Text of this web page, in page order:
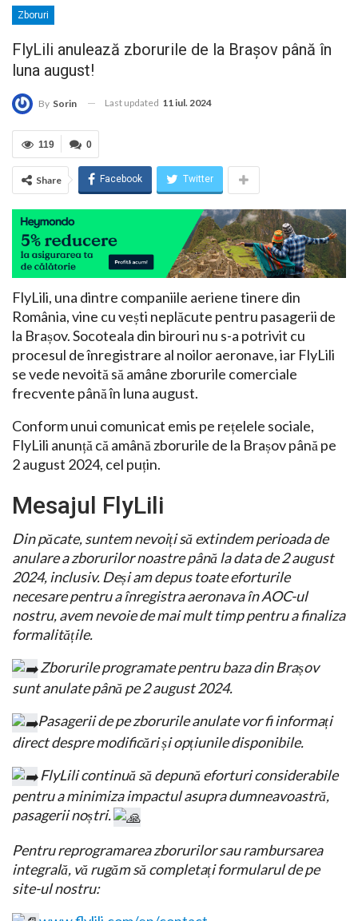
Zboruri
FlyLili anulează zborurile de la Brașov până în
luna august!
By Sorin Last updated 11 iul. 2024
0
119
Share Facebook Twitter
FlyLili, una dintre companiile aeriene tinere din
România, vine cu vești neplăcute pentru pasagerii de
la Brașov. Socoteala din birouri nu s-a potrivit cu
procesul de înregistrare al noilor aeronave, iar FlyLili
se vede nevoită să amâne zborurile comerciale
frecvente până în luna august.
Conform unui comunicat emis pe rețelele sociale,
FlyLili anunță că amână zborurile de la Brașov până pe
2 august 2024, cel puțin.
Mesajul FlyLili
Din păcate, suntem nevoiți să extindem perioada de
anulare a zborurilor noastre până la data de 2 august
2024, inclusiv. Deși am depus toate eforturile
necesare pentru a înregistra aeronava în AOC-ul
nostru, avem nevoie de mai mult timp pentru a finaliza
formalitățile.
Zborurile programate pentru baza din Brașov
sunt anulate până pe 2 august 2024.
Pasagerii de pe zborurile anulate vor fi informați
direct despre modificări și opțiunile disponibile.
FlyLili continuă să depună eforturi considerabile
pentru a minimiza impactul asupra dumneavoastră,
pasagerii noștri.
Pentru reprogramarea zborurilor sau rambursarea
integrală, vă rugăm să completați formularul de pe
site-ul nostru: